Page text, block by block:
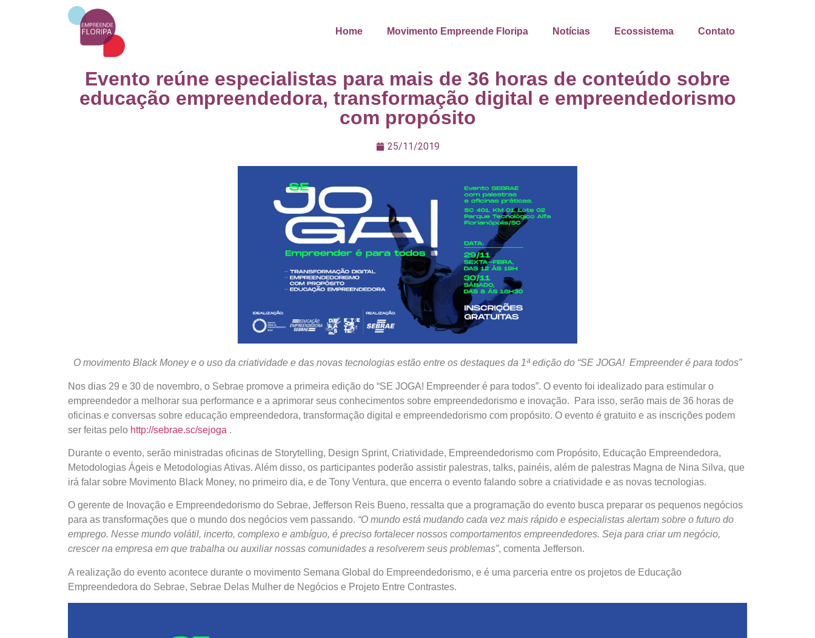
Home Movimento Empreende Floripa Notícias Ecossistema Contato
Evento reúne especialistas para mais de 36 horas de conteúdo sobre
educação empreendedora, transformação digital e empreendedorismo
com propósito
25/11/2019
O movimento Black Money e o uso da criatividade e das novas tecnologias estão entre os destaques da 1ª edição do “SE JOGA! Empreender é para todos”
Nos dias 29 e 30 de novembro, o Sebrae promove a primeira edição do “SE JOGA! Empreender é para todos”. O evento foi idealizado para estimular o
empreendedor a melhorar sua performance e a aprimorar seus conhecimentos sobre empreendedorismo e inovação. Para isso, serão mais de 36 horas de
oficinas e conversas sobre educação empreendedora, transformação digital e empreendedorismo com propósito. O evento é gratuito e as inscrições podem
ser feitas pelo http://sebrae.sc/sejoga .
Durante o evento, serão ministradas oficinas de Storytelling, Design Sprint, Criatividade, Empreendedorismo com Propósito, Educação Empreendedora,
Metodologias Ágeis e Metodologias Ativas. Além disso, os participantes poderão assistir palestras, talks, painéis, além de palestras Magna de Nina Silva, que
irá falar sobre Movimento Black Money, no primeiro dia, e de Tony Ventura, que encerra o evento falando sobre a criatividade e as novas tecnologias.
O gerente de Inovação e Empreendedorismo do Sebrae, Jefferson Reis Bueno, ressalta que a programação do evento busca preparar os pequenos negócios
para as transformações que o mundo dos negócios vem passando. “O mundo está mudando cada vez mais rápido e especialistas alertam sobre o futuro do
emprego. Nesse mundo volátil, incerto, complexo e ambíguo, é preciso fortalecer nossos comportamentos empreendedores. Seja para criar um negócio,
crescer na empresa em que trabalha ou auxiliar nossas comunidades a resolverem seus problemas”, comenta Jefferson.
A realização do evento acontece durante o movimento Semana Global do Empreendedorismo, e é uma parceria entre os projetos de Educação
Empreendedora do Sebrae, Sebrae Delas Mulher de Negócios e Projeto Entre Contrastes.